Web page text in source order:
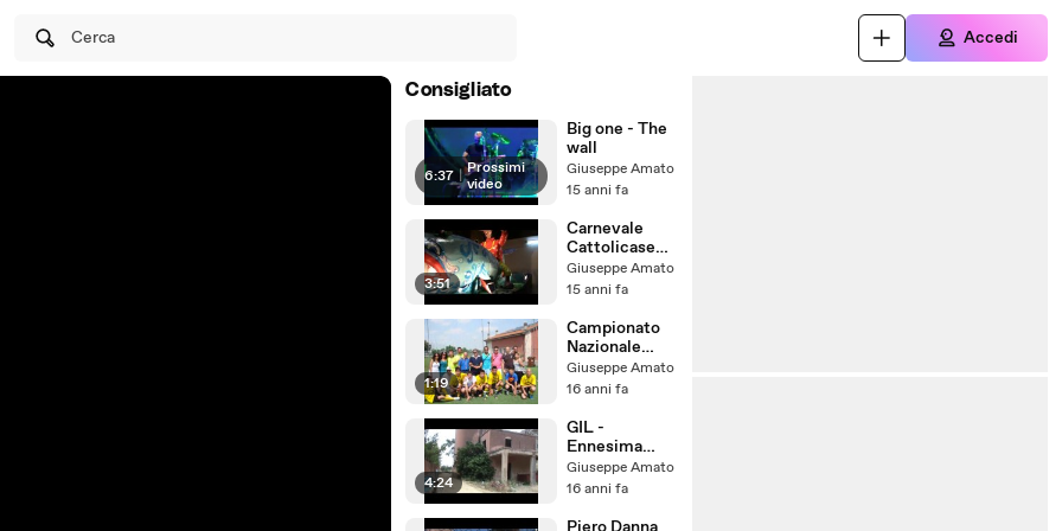
Cerca Accedi
Consigliato
6:37 | Prossimi
video
Big one - The
wall
Giuseppe Amato
15 anni fa
3:51
Carnevale
Cattolicase
2011
Giuseppe Amato
15 anni fa
1:19
Campionato
Nazionale
Riccione
Giuseppe Amato
16 anni fa
4:24
GIL -
Ennesima
segnalazione
Giuseppe Amato
16 anni fa